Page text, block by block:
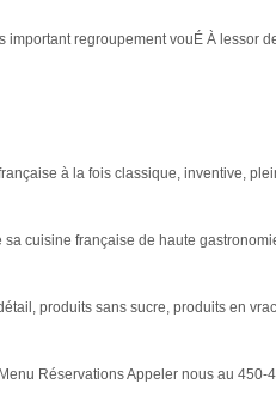
regroupement vouÉ À lessor
à la fois classique, inventive,
cuisine française de haute
produits sans sucre, produits en
Réservations Appeler nous au